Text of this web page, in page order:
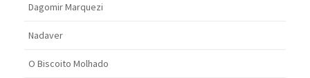
Dagomir Marquezi
Nadaver
O Biscoito Molhado